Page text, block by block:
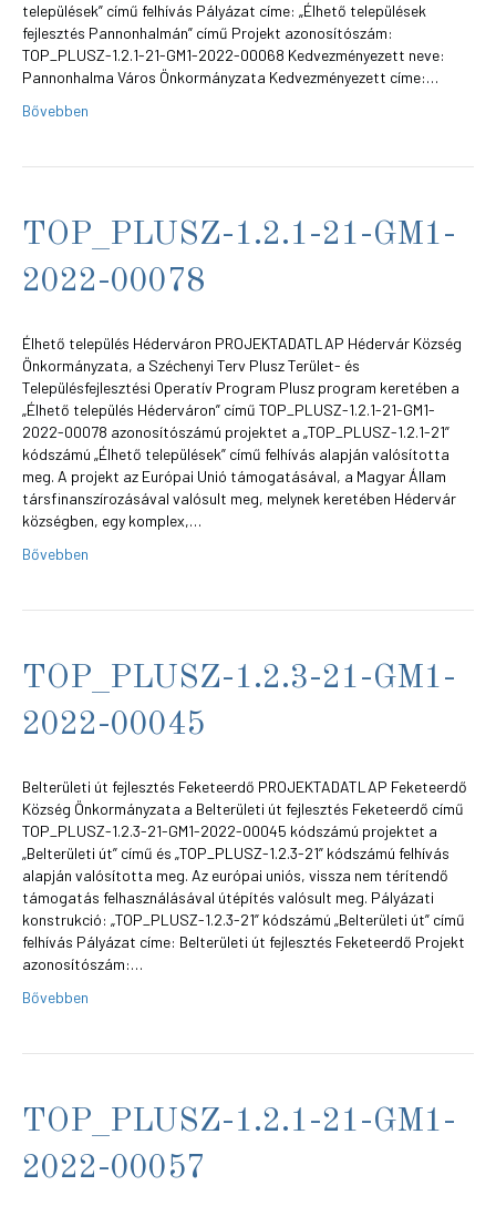
települések” című felhívás Pályázat címe: „Élhető települések
fejlesztés Pannonhalmán” című Projekt azonosítószám:
TOP_PLUSZ-1.2.1-21-GM1-2022-00068 Kedvezményezett neve:
Pannonhalma Város Önkormányzata Kedvezményezett címe:…
Bővebben
TOP_PLUSZ-1.2.1-21-GM1-
2022-00078
Élhető település Héderváron PROJEKTADATLAP Hédervár Község
Önkormányzata, a Széchenyi Terv Plusz Terület- és
Településfejlesztési Operatív Program Plusz program keretében a
„Élhető település Héderváron” című TOP_PLUSZ-1.2.1-21-GM1-
2022-00078 azonosítószámú projektet a „TOP_PLUSZ-1.2.1-21”
kódszámú „Élhető települések” című felhívás alapján valósította
meg. A projekt az Európai Unió támogatásával, a Magyar Állam
társfinanszírozásával valósult meg, melynek keretében Hédervár
községben, egy komplex,…
Bővebben
TOP_PLUSZ-1.2.3-21-GM1-
2022-00045
Belterületi út fejlesztés Feketeerdő PROJEKTADATLAP Feketeerdő
Község Önkormányzata a Belterületi út fejlesztés Feketeerdő című
TOP_PLUSZ-1.2.3-21-GM1-2022-00045 kódszámú projektet a
„Belterületi út” című és „TOP_PLUSZ-1.2.3-21” kódszámú felhívás
alapján valósította meg. Az európai uniós, vissza nem térítendő
támogatás felhasználásával útépítés valósult meg. Pályázati
konstrukció: „TOP_PLUSZ-1.2.3-21” kódszámú „Belterületi út” című
felhívás Pályázat címe: Belterületi út fejlesztés Feketeerdő Projekt
azonosítószám:…
Bővebben
TOP_PLUSZ-1.2.1-21-GM1-
2022-00057